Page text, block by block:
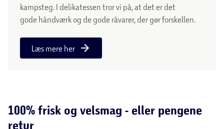
kampsteg. I delikatessen tror vi på, at det er det
gode håndværk og de gode råvarer, der gør forskellen.
Læs mere her
100% frisk og velsmag - eller pengene
retur